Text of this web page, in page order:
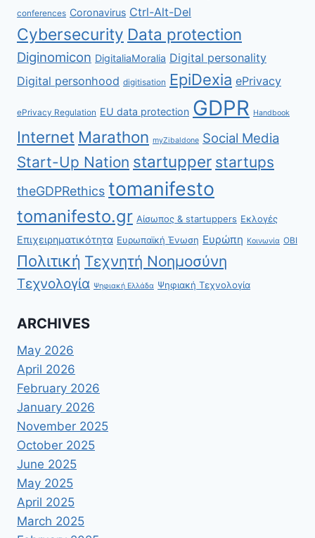
conferences Coronavirus Ctrl-Alt-Del
Cybersecurity Data protection
Diginomicon DigitaliaMoralia Digital personality
Digital personhood digitisation EpiDexia ePrivacy
ePrivacy Regulation EU data protection GDPR Handbook
Internet Marathon myZibaldone Social Media
Start-Up Nation startupper startups
theGDPRethics tomanifesto
tomanifesto.gr Αίσωπος & startuppers Εκλογές
Επιχειρηματικότητα Ευρωπαϊκή Ένωση Ευρώπη Κοινωνία ΟΒΙ
Πολιτική Τεχνητή Νοημοσύνη
Τεχνολογία Ψηφιακή Ελλάδα Ψηφιακή Τεχνολογία
ARCHIVES
May 2026
April 2026
February 2026
January 2026
November 2025
October 2025
June 2025
May 2025
April 2025
March 2025